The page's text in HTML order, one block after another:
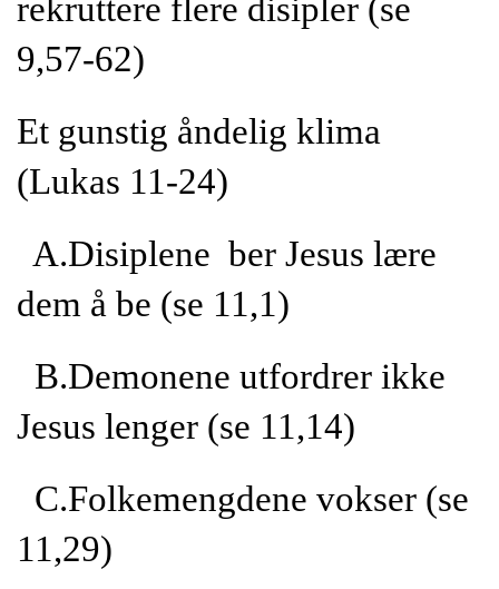
rekruttere flere disipler (se
9,57-62)
Et gunstig åndelig klima
(Lukas 11-24)
A.Disiplene ber Jesus lære
dem å be (se 11,1)
B.Demonene utfordrer ikke
Jesus lenger (se 11,14)
C.Folkemengdene vokser (se
11,29)